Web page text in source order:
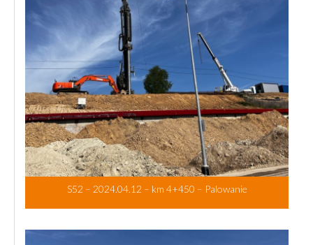
S52 – 2024.04.12 – km 4+450 – Palowanie